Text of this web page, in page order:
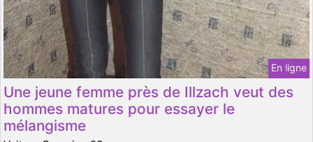
En ligne
Une jeune femme près de Illzach veut des
hommes matures pour essayer le
mélangisme